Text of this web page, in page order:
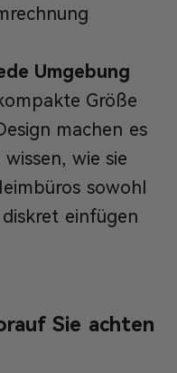
Umgebung
Größe
machen es
wie sie
sowohl
einfügen
Sie achten